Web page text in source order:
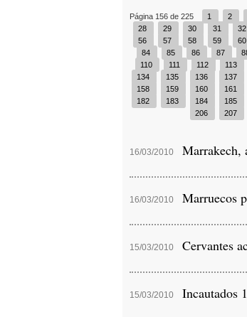
Página 156 de 225 1 2
28
29 30 31 32
56
57 58 59 60
84
85 86 87
110
111 112 113
134
135 136 137
158
159 160 161
182
183 184 185
206
207
16/03/2010 Marrakech,
16/03/2010 Marruecos
15/03/2010 Cervantes
15/03/2010 Incautados